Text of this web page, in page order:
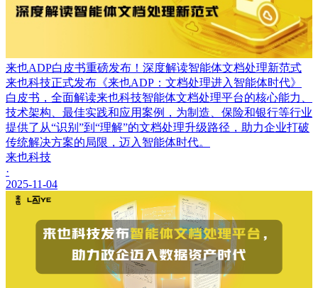
来也ADP白皮书重磅发布！深度解读智能体文档处理新范式
来也科技正式发布《来也ADP：文档处理进入智能体时代》
白皮书，全面解读来也科技智能体文档处理平台的核心能力、
技术架构、最佳实践和应用案例，为制造、保险和银行等行业
提供了从“识别”到“理解”的文档处理升级路径，助力企业打破
传统解决方案的局限，迈入智能体时代。
来也科技
·
2025-11-04